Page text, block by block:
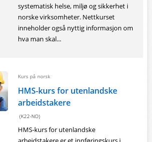
systematisk helse, miljø og sikkerhet i
norske virksomheter. Nettkurset
inneholder også nyttig informasjon om
hva man skal...
Kurs på norsk
HMS-kurs for utenlandske
arbeidstakere
(K22-NO)
HMS-kurs for utenlandske